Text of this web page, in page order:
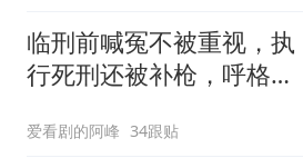
临刑前喊冤不被重视，执
行死刑还被补枪，呼格吉
爱看剧的阿峰 34跟贴